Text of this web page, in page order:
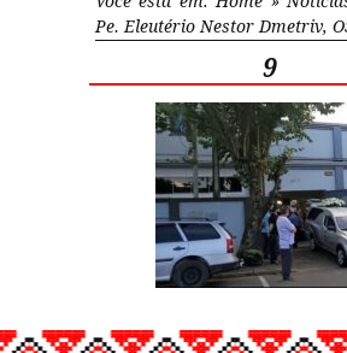
Pe. Eleutério Nestor Dmetriv,
9